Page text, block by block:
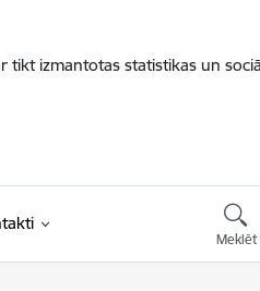
tikt izmantotas statistikas un
Meklēt